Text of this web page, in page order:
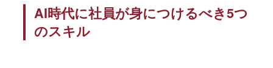
AI時代に社員が身につけるべき5つ
のスキル